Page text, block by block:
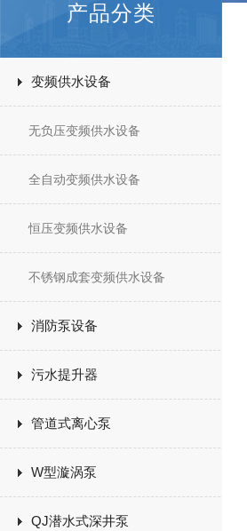
产品分类
变频供水设备
无负压变频供水设备
全自动变频供水设备
恒压变频供水设备
不锈钢成套变频供水设备
消防泵设备
污水提升器
管道式离心泵
W型漩涡泵
QJ潜水式深井泵